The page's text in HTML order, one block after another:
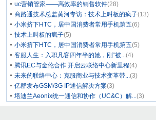
uc营销管家——高效率的销售软件(28)
商路通技术总监黄河专访：技术上叫板的疯子(13)
小米挤下HTC，居中国消费者常用手机第五(6)
技术上叫板的疯子(5)
小米挤下HTC，居中国消费者常用手机第五(5)
客服人生：入职凡客四年半的她，刚“被...(4)
腾讯EC与金伦合作 开启云联络中心新里程(4)
未来的联络中心：克服商业与技术变革带...(3)
亿群发布GSM/3G IP通信解决方案(3)
塔迪兰Aeonix统一通信和协作（UC&C）解...(3)